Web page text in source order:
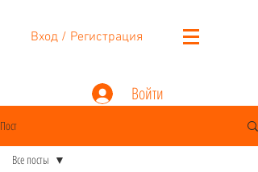
Вход / Регистрация
Войти
Пост
Все посты